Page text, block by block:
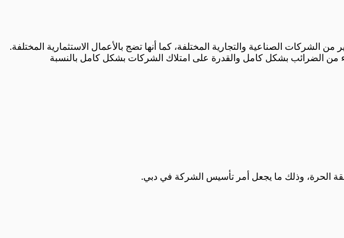
الصناعية والتجارية المختلفة، كما أنها تضج بالأعمال الاستثمارية المختلفة.
من الضرائب بشكل كامل والقدرة على امتلاك الشركات بشكل كامل بالنسبة
الحرة، وذلك ما يجعل أمر تأسيس الشركة في دبي.